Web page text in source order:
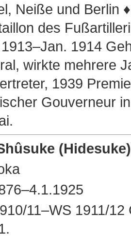
Neiße und Berlin
des
1914
wirkte mehrere
1939
Gouverneur
11–WS 1911/